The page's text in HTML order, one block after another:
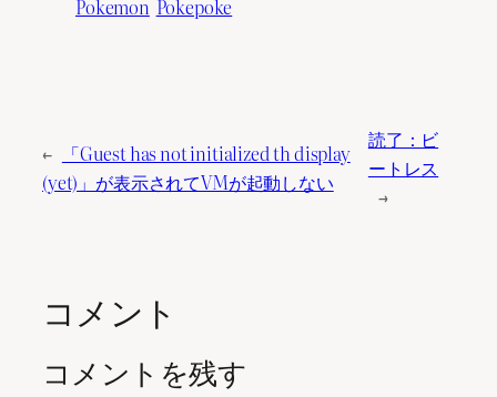
Pokemon Pokepoke
←
「Guest has not initialized th display
(yet)」が表示されてVMが起動しない
読了：ビ
ートレス
→
コメント
コメントを残す